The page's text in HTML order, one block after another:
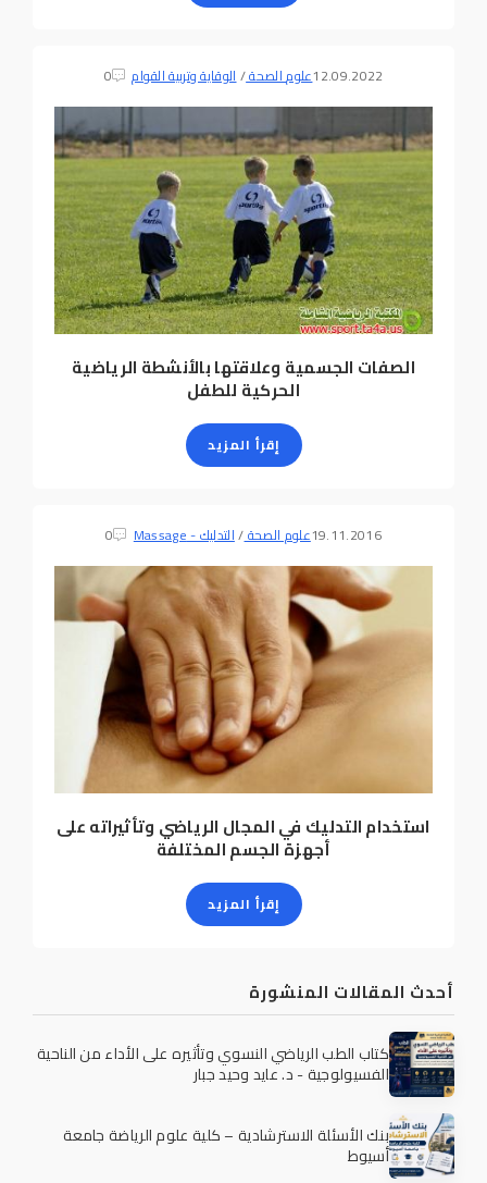
12.09.2022علوم الصحة/الوقاية وتربية القوام 0
الصفات الجسمية وعلاقتها بالأنشطة الرياضية
الحركية للطفل
إقرأ المزيد
19.11.2016علوم الصحة/التدليك - Massage 0
استخدام التدليك في المجال الرياضي وتأثيراته على
أجهزة الجسم المختلفة
إقرأ المزيد
أحدث المقالات المنشورة
كتاب الطب الرياضي النسوي وتأثيره على الأداء من الناحية
الفسيولوجية - د. عايد وحيد جبار
بنك الأسئلة الاسترشادية – كلية علوم الرياضة جامعة
أسيوط